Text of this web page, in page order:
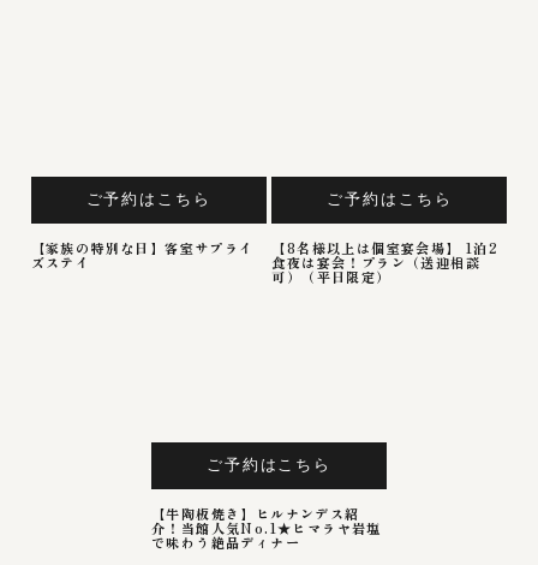
ご予約はこちら
【家族の特別な日】客室サプライ
ズステイ
ご予約はこちら
【8名様以上は個室宴会場】 1泊2
食夜は宴会！プラン（送迎相談
可）（平日限定）
ご予約はこちら
【牛陶板焼き】ヒルナンデス紹
介！当館人気No.1★ヒマラヤ岩塩
で味わう絶品ディナー